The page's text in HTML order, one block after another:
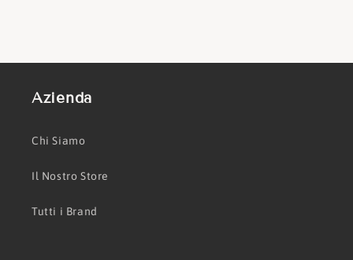
Azienda
Chi Siamo
Il Nostro Store
Tutti i Brand